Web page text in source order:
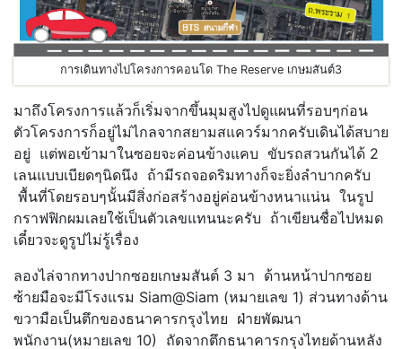
การเดินทางไปโครงการคอนโด The Reserve เกษมสันต์3
มาถึงโครงการแล้วก็เริ่มจากขึ้นมุมสูงไปดูแผนที่รอบๆก่อน
ตัวโครงการก็อยู่ไม่ไกลจากสยามสแควร์มากครับเดินได้สบาย
อยู่ แต่พอเข้ามาในซอยจะค่อนข้างแคบ ขับรถสวนกันได้ 2
เลนแบบเบียดๆนิดนึง ถ้ามีรถจอดริมทางก็จะยิ่งลำบากครับ
พื้นที่โดยรอบๆนั้นมีสิ่งก่อสร้างอยู่ค่อนข้างหนาแน่น ในรูป
กราฟฟิกผมเลยใช้เป็นตัวเลขแทนนะครับ ถ้าเขียนชื่อไปหมด
เดี๋ยวจะดูรูปไม่รู้เรื่อง
ลองไล่จากทางปากซอยเกษมสันต์ 3 มา ด้านหน้าปากซอย
ซ้ายมือจะมีโรงแรม Siam@Siam (หมายเลข 1) ส่วนทางด้าน
ขวามือเป็นตึกของธนาคารกรุงไทย ฝ่ายพัฒนา
พนักงาน(หมายเลข 10) ถัดจากตึกธนาคารกรุงไทยด้านหลัง